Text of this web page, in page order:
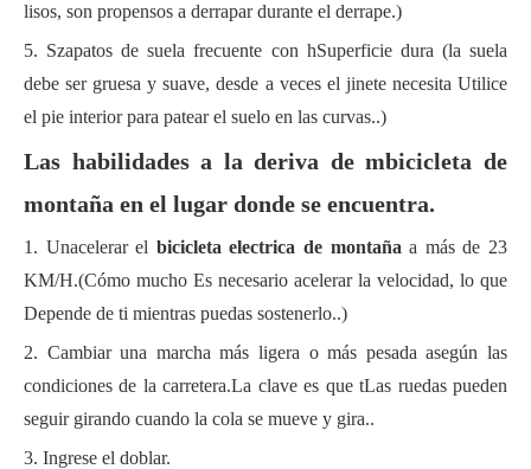
lisos, son propensos a derrapar durante el derrape.)
5. Szapatos de suela frecuente con hSuperficie dura (la suela
debe ser gruesa y suave,desde a veces el jinete necesitaUtilice
el pie interior para patear el suelo en las curvas..)
Las habilidades a la deriva de mbicicleta de
montaña en el lugar donde se encuentra.
1. Unacelerar el bicicleta electrica de montaña a más de 23
KM/H.(Cómo mucho Es necesario acelerar la velocidad, lo que
Depende de ti mientras puedas sostenerlo..)
2. Cambiar una marcha más ligera o más pesada asegún las
condiciones de la carretera.La clave es que tLas ruedas pueden
seguir girando cuando la cola se mueve y gira..
3. Ingrese el doblar.